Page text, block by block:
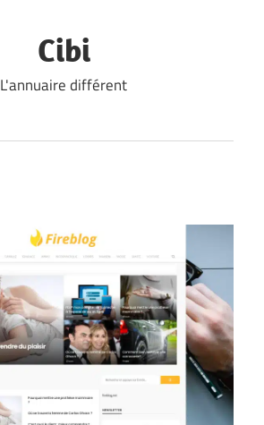
Cibi
L'annuaire différent